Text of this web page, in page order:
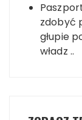
zdobyć
głupie
władz ..